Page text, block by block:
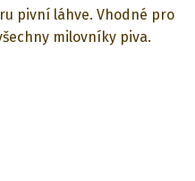
pivní láhve. Vhodné pro
milovníky piva.